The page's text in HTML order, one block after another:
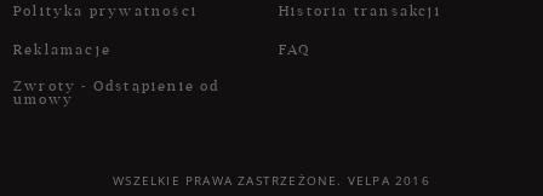
Polityka prywatności
Reklamacje
Zwroty - Odstąpienie od
umowy
Historia transakcji
FAQ
WSZELKIE PRAWA ZASTRZEŻONE. VELPA 2016